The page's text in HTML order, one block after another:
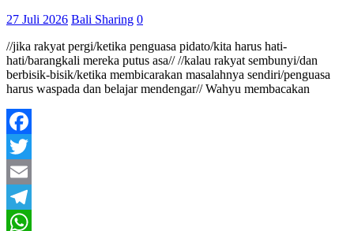
27 Juli 2026 Bali Sharing 0
//jika rakyat pergi/ketika penguasa pidato/kita harus hati-
hati/barangkali mereka putus asa// //kalau rakyat sembunyi/dan
berbisik-bisik/ketika membicarakan masalahnya sendiri/penguasa
harus waspada dan belajar mendengar// Wahyu membacakan
Facebook
Twitter
Email
Telegram